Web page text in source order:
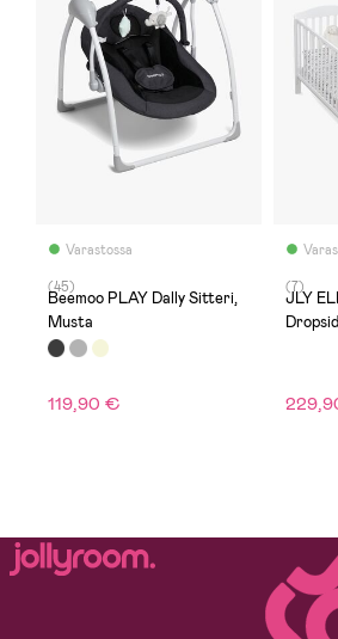
Varastossa
(45)
Beemoo PLAY Dally Sitteri,
Musta
119,90 €
(7)
JLY